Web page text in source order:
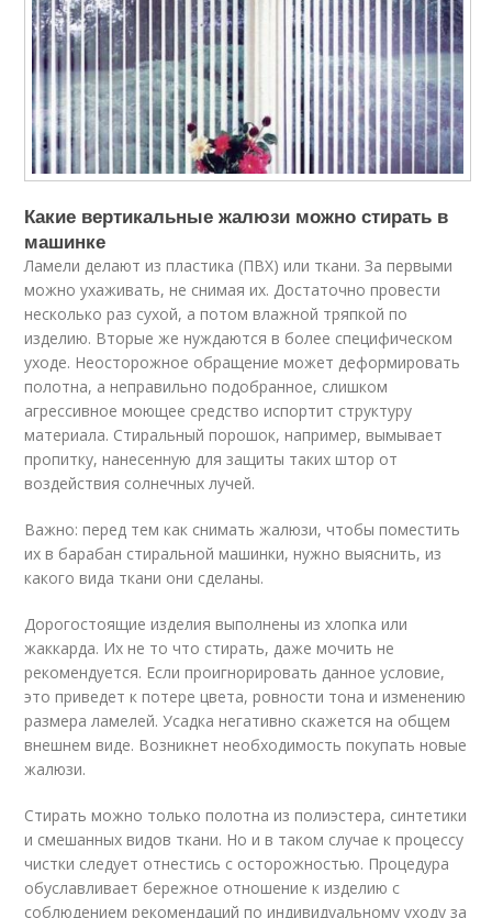
Какие вертикальные жалюзи можно стирать в
машинке
Ламели делают из пластика (ПВХ) или ткани. За первыми
можно ухаживать, не снимая их. Достаточно провести
несколько раз сухой, а потом влажной тряпкой по
изделию. Вторые же нуждаются в более специфическом
уходе. Неосторожное обращение может деформировать
полотна, а неправильно подобранное, слишком
агрессивное моющее средство испортит структуру
материала. Стиральный порошок, например, вымывает
пропитку, нанесенную для защиты таких штор от
воздействия солнечных лучей.
Важно: перед тем как снимать жалюзи, чтобы поместить
их в барабан стиральной машинки, нужно выяснить, из
какого вида ткани они сделаны.
Дорогостоящие изделия выполнены из хлопка или
жаккарда. Их не то что стирать, даже мочить не
рекомендуется. Если проигнорировать данное условие,
это приведет к потере цвета, ровности тона и изменению
размера ламелей. Усадка негативно скажется на общем
внешнем виде. Возникнет необходимость покупать новые
жалюзи.
Стирать можно только полотна из полиэстера, синтетики
и смешанных видов ткани. Но и в таком случае к процессу
чистки следует отнестись с осторожностью. Процедура
обуславливает бережное отношение к изделию с
соблюдением рекомендаций по индивидуальному уходу за